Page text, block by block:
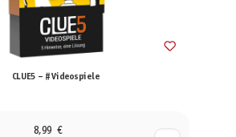
CLUE5 – #Videospiele
8,99 €